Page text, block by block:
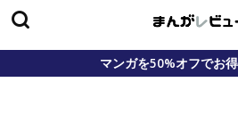
マンガを50%オフでお